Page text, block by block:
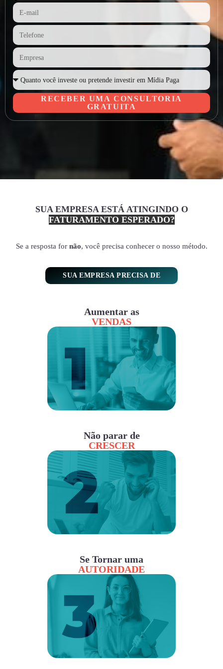
RECEBER UMA CONSULTORIA
GRATUITA
SUA EMPRESA ESTÁ ATINGINDO O
FATURAMENTO ESPERADO?
Se a resposta for não, você precisa conhecer o nosso método.
SUA EMPRESA PRECISA DE
Aumentar as
VENDAS
Não parar de
CRESCER
Se Tornar uma
AUTORIDADE